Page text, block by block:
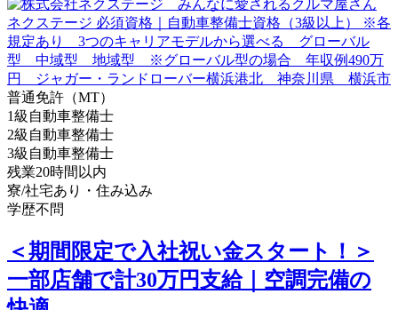
普通免許（MT）
1級自動車整備士
2級自動車整備士
3級自動車整備士
残業20時間以内
寮/社宅あり・住み込み
学歴不問
＜期間限定で入社祝い金スタート！＞
一部店舗で計30万円支給｜空調完備の